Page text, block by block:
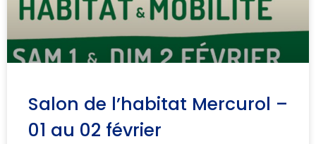
Salon de l’habitat Mercurol –
01 au 02 février